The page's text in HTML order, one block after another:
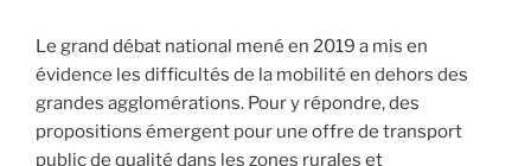
Le grand débat national mené en 2019 a mis en
évidence les difficultés de la mobilité en dehors des
grandes agglomérations. Pour y répondre, des
propositions émergent pour une offre de transport
public de qualité dans les zones rurales et